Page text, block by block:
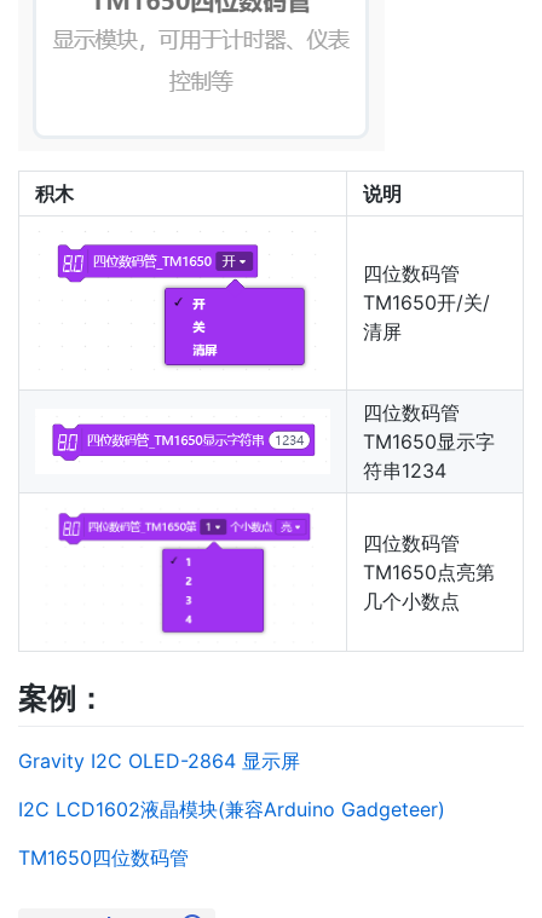
积木 说明
四位数码管
TM1650开/关/
清屏
四位数码管
TM1650显示字
符串1234
四位数码管
TM1650点亮第
几个小数点
案例：
Gravity I2C OLED-2864 显示屏
I2C LCD1602液晶模块(兼容Arduino Gadgeteer)
TM1650四位数码管